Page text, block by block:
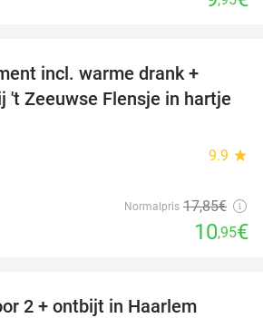
incl. warme drank +
't Zeeuwse Flensje in hartje
9.9 star
Normalpris 17,85€
10,95€
2 + ontbijt in Haarlem